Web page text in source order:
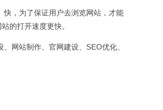
，为了保证用户去浏览网站，才能
的打开速度更快。
、网站制作、官网建设、SEO优化、